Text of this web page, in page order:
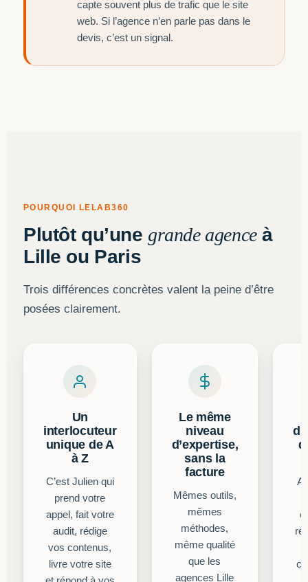
capte souvent plus de trafic que le site
web. Si l’agence n’en parle pas dans le
devis, c’est un signal.
POURQUOI LELAB360
Plutôt qu’une grande agenceà
Lille ou Paris
Trois différences concrètes valent la peine d’être
posées clairement.
Un
interlocuteur
unique de A
à Z
C’est Julien qui
prend votre
appel, fait votre
audit, rédige
vos contenus,
livre votre site
Le même
niveau
d’expertise,
sans la
facture
Mêmes outils,
mêmes
méthodes,
même qualité
que les
agences Lille